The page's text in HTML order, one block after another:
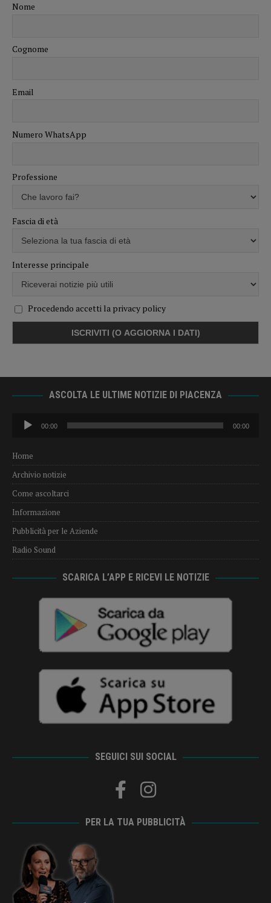
Nome
Cognome
Email
Numero WhatsApp
Professione
Fascia di età
Interesse principale
Procedendo accetti la privacy policy
ASCOLTA LE ULTIME NOTIZIE DI PIACENZA
Audio
Player
00:00 00:00
Home
Archivio notizie
Come ascoltarci
Informazione
Pubblicità per le Aziende
Radio Sound
SCARICA L’APP E RICEVI LE NOTIZIE
SEGUICI SUI SOCIAL
PER LA TUA PUBBLICITÀ